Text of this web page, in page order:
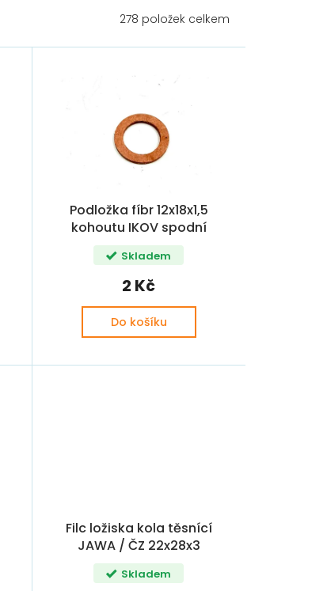
278 položek celkem
Podložka fíbr 12x18x1,5
kohoutu IKOV spodní
Skladem
2 Kč
Do košíku
Filc ložiska kola těsnící
JAWA / ČZ 22x28x3
Skladem